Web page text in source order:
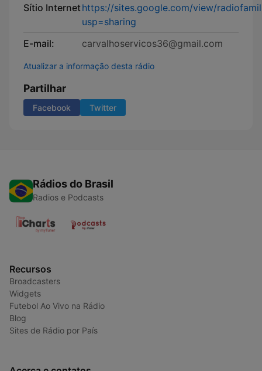
Sítio Internethttps://sites.google.com/view/
usp=sharing
E-mail:
carvalhoservicos36@gmail.com
Atualizar a informação desta rádio
Partilhar
Facebook Twitter
Rádios do Brasil
Radios e Podcasts
Recursos
Broadcasters
Widgets
Futebol Ao Vivo na Rádio
Blog
Sites de Rádio por País